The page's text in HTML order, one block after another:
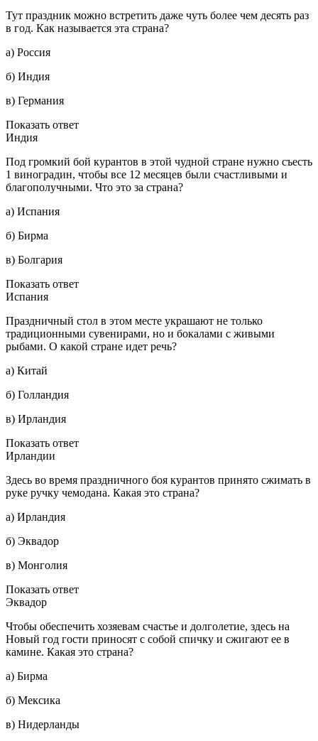
Тут праздник можно встретить даже чуть более чем десять раз
в год. Как называется эта страна?
а) Россия
б) Индия
в) Германия
Показать ответ
Индия
Под громкий бой курантов в этой чудной стране нужно съесть
1 виноградин, чтобы все 12 месяцев были счастливыми и
благополучными. Что это за страна?
а) Испания
б) Бирма
в) Болгария
Показать ответ
Испания
Праздничный стол в этом месте украшают не только
традиционными сувенирами, но и бокалами с живыми
рыбами. О какой стране идет речь?
а) Китай
б) Голландия
в) Ирландия
Показать ответ
Ирландии
Здесь во время праздничного боя курантов принято сжимать в
руке ручку чемодана. Какая это страна?
а) Ирландия
б) Эквадор
в) Монголия
Показать ответ
Эквадор
Чтобы обеспечить хозяевам счастье и долголетие, здесь на
Новый год гости приносят с собой спичку и сжигают ее в
камине. Какая это страна?
а) Бирма
б) Мексика
в) Нидерланды